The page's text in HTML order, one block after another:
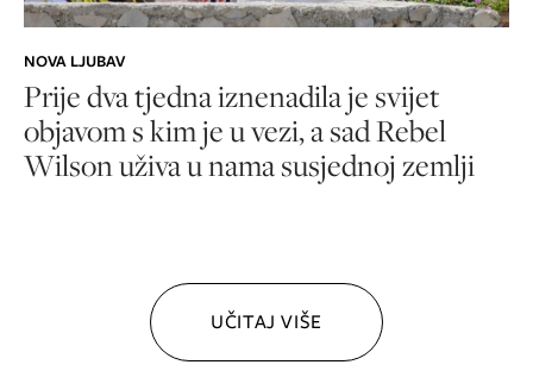
NOVA LJUBAV
Prije dva tjedna iznenadila je svijet
objavom s kim je u vezi, a sad Rebel
Wilson uživa u nama susjednoj zemlji
UČITAJ VIŠE